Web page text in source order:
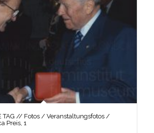
TAG // Fotos / Veranstaltungsfotos /
Preis, 1